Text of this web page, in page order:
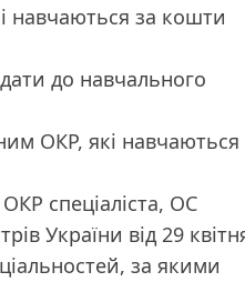
навчаються за кошти
до навчального
ОКР, які навчаються
спеціаліста, ОС
України від 29
за якими